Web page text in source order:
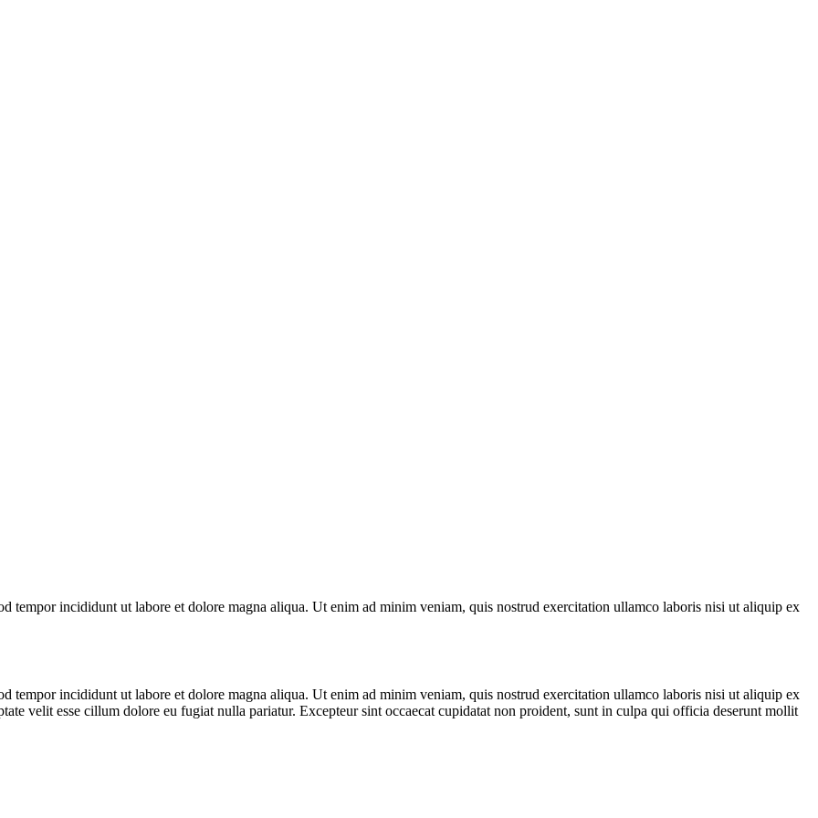
tempor incididunt ut labore et dolore magna aliqua. Ut enim ad minim veniam, quis nostrud exercitation ullamco laboris nisi ut aliquip ex
tempor incididunt ut labore et dolore magna aliqua. Ut enim ad minim veniam, quis nostrud exercitation ullamco laboris nisi ut aliquip ex
velit esse cillum dolore eu fugiat nulla pariatur. Excepteur sint occaecat cupidatat non proident, sunt in culpa qui officia deserunt mollit